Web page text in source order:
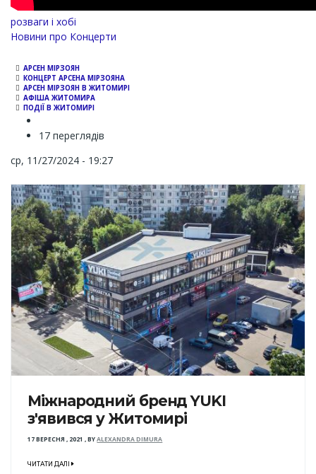
розваги і хобі
Новини про Концерти
АРСЕН МІРЗОЯН
КОНЦЕРТ АРСЕНА МІРЗОЯНА
АРСЕН МІРЗОЯН В ЖИТОМИРІ
АФІША ЖИТОМИРА
ПОДІЇ В ЖИТОМИРІ
17 переглядів
ср, 11/27/2024 - 19:27
Міжнародний бренд YUKI
з'явився у Житомирі
17 ВЕРЕСНЯ , 2021 ,BYALEXANDRA DIMURA
ЧИТАТИ ДАЛІ